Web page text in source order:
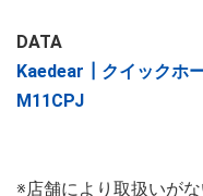
DATA
Kaedear┃クイックホ
M11CPJ
※店舗により取扱いが